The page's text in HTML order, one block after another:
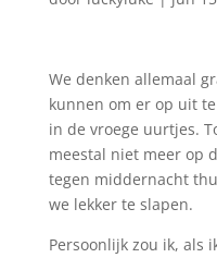
We denken allemaal
kunnen om er op uit
in de vroege uurtjes.
meestal niet meer op
tegen middernacht
we lekker te slapen.
Persoonlijk zou ik, als